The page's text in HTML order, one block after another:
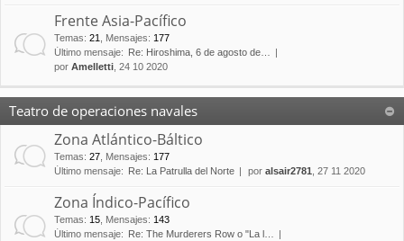
Frente Asia-Pacífico
Temas: 21 Mensajes: 177
Último mensaje:
Re: Hiroshima, 6 de agosto de…
por Amelletti , 24 10 2020
Teatro de operaciones navales
Zona Atlántico-Báltico
Temas: 27 Mensajes: 177
Último mensaje:
Re: La Patrulla del Norte por alsair2781 , 27 11 2020
Zona Índico-Pacífico
Temas: 15 Mensajes: 143
Último mensaje:
Re: The Murderers Row o "La l…